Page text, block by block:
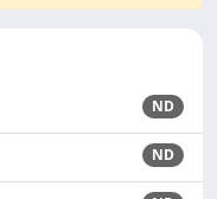
ND
ND